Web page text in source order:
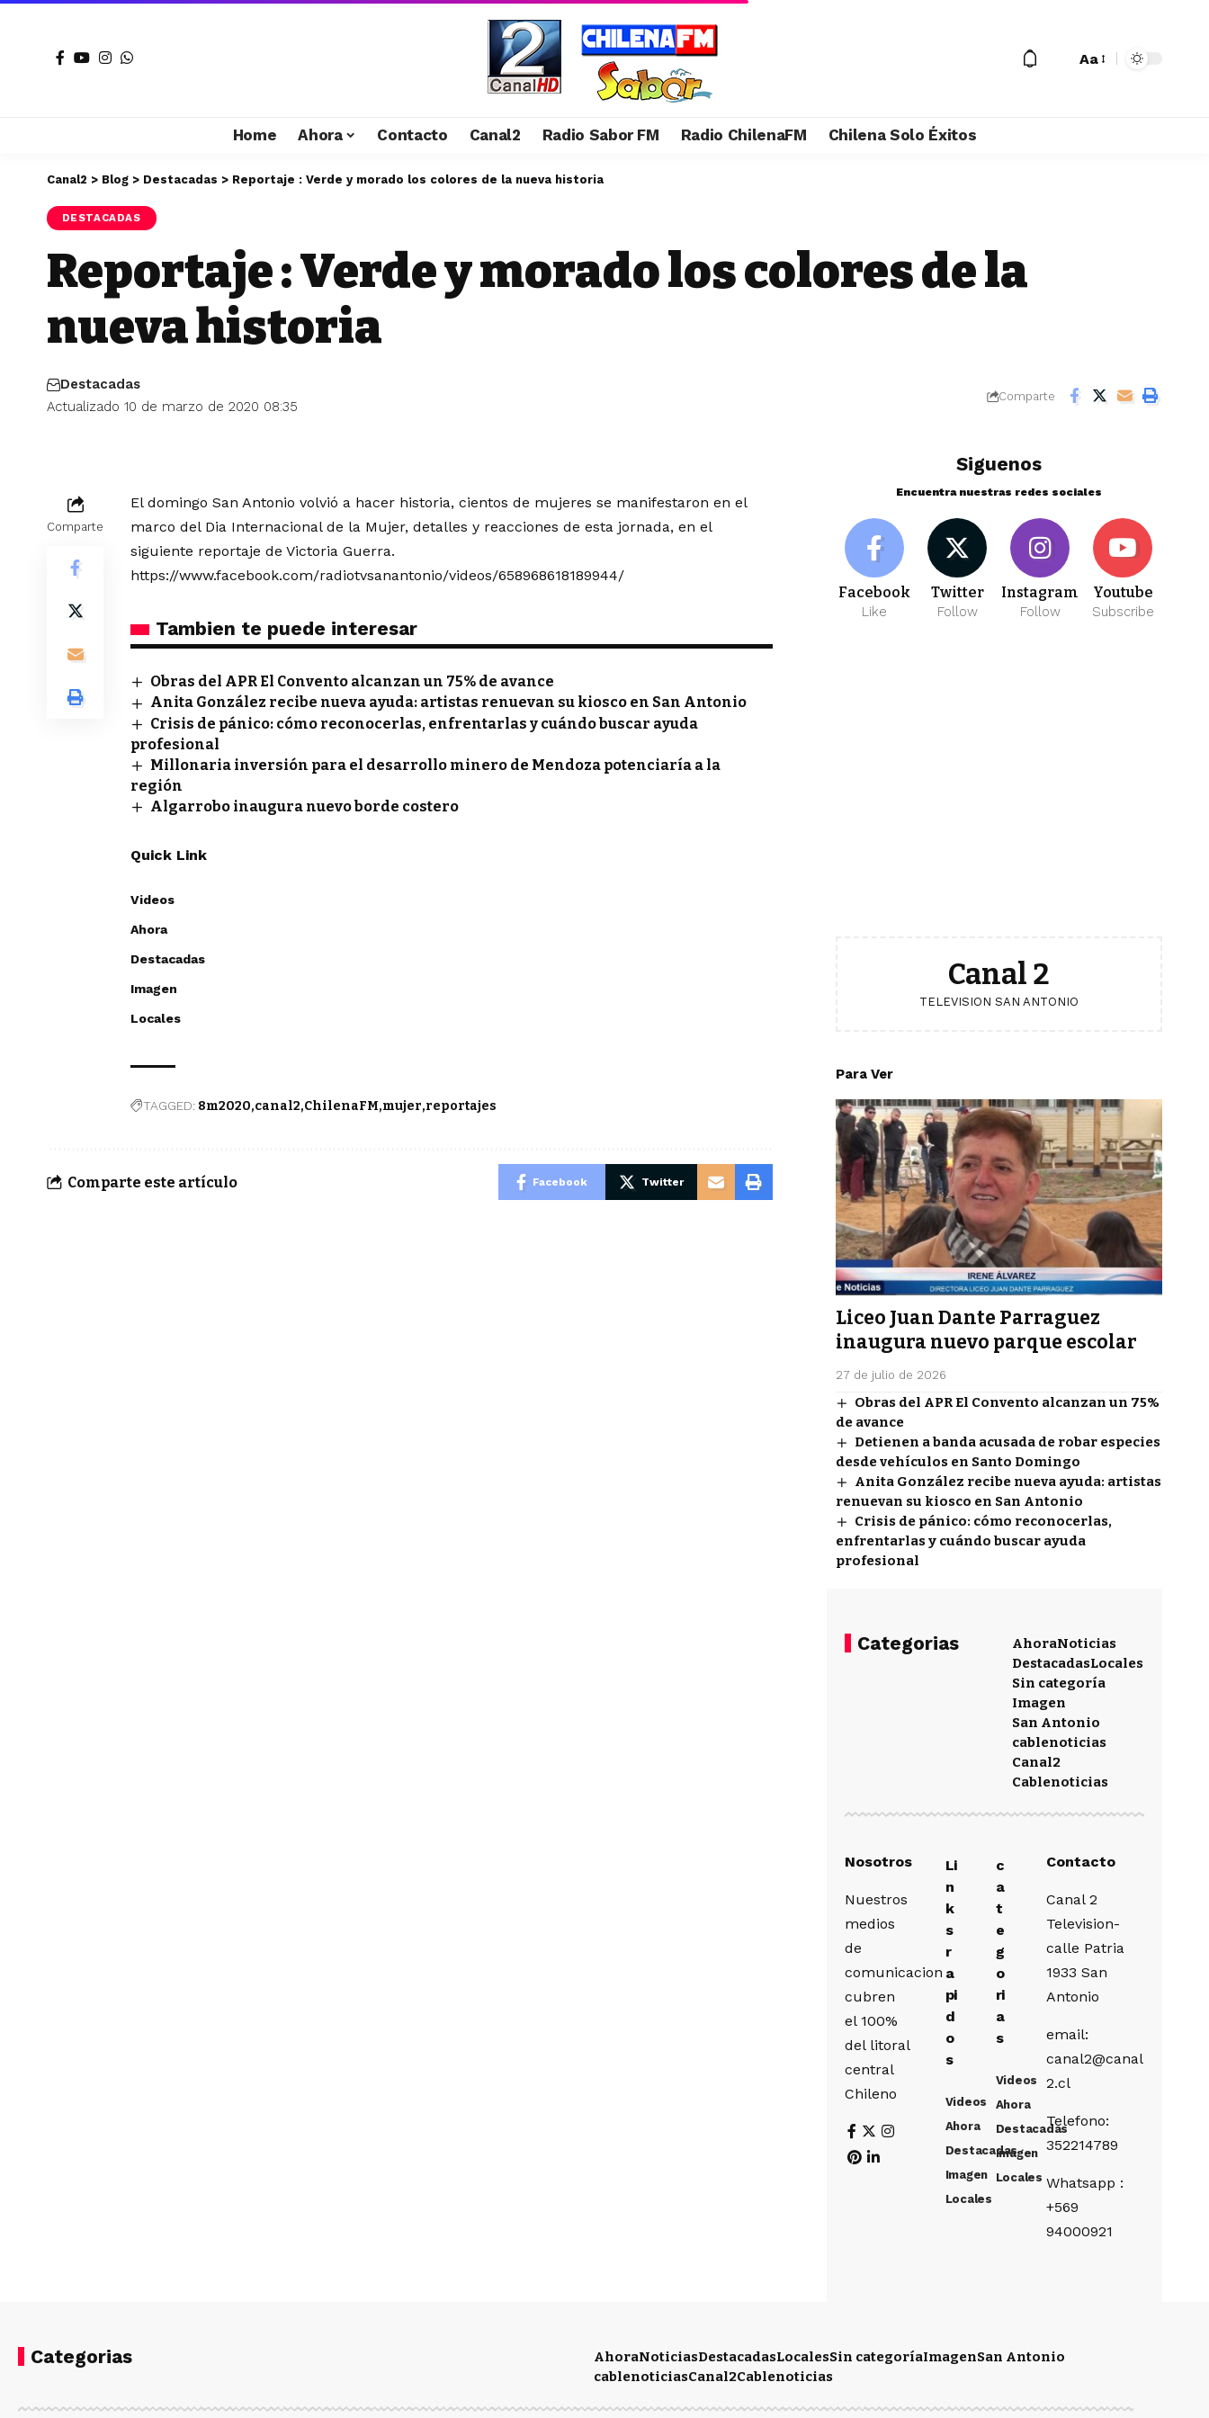
Aa
Home Ahora Contacto Canal2 Radio Sabor FM Radio ChilenaFM Chilena Solo Éxitos
Canal2 > Blog > Destacadas > Reportaje : Verde y morado los colores de la nueva historia
DESTACADAS
Reportaje : Verde y morado los colores de la
nueva historia
Actualizado 10 de marzo de 2020 08:35
Destacadas
Comparte
Comparte
El domingo San Antonio volvió a hacer historia, cientos de mujeres se manifestaron en el
marco del Dia Internacional de la Mujer, detalles y reacciones de esta jornada, en el
siguiente reportaje de Victoria Guerra.
https://www.facebook.com/radiotvsanantonio/videos/658968618189944/
Tambien te puede interesar
Obras del APR El Convento alcanzan un 75% de avance
Anita González recibe nueva ayuda: artistas renuevan su kiosco en San Antonio
Crisis de pánico: cómo reconocerlas, enfrentarlas y cuándo buscar ayuda
profesional
Millonaria inversión para el desarrollo minero de Mendoza potenciaría a la
región
Algarrobo inaugura nuevo borde costero
Quick Link
Videos
Ahora
Destacadas
Imagen
Locales
TAGGED: 8m2020 canal2 ChilenaFM mujer reportajes
Comparte este artículo Facebook Twitter
Siguenos
Encuentra nuestras redes sociales
Facebook
Like
Twitter
Follow
Instagram
Follow
Youtube
Subscribe
Canal 2
TELEVISION SAN ANTONIO
Para Ver
Liceo Juan Dante Parraguez
inaugura nuevo parque escolar
27 de julio de 2026
Obras del APR El Convento alcanzan un 75%
de avance
Detienen a banda acusada de robar especies
desde vehículos en Santo Domingo
Anita González recibe nueva ayuda: artistas
renuevan su kiosco en San Antonio
Crisis de pánico: cómo reconocerlas,
enfrentarlas y cuándo buscar ayuda
profesional
Categorias AhoraNoticias
DestacadasLocales
Sin categoría
Imagen
San Antonio
cablenoticias
Canal2
Cablenoticias
Nosotros
Nuestros
medios
de
comunicacion
cubren
el 100%
del litoral
central
Chileno
Li
n
k
s
r
a
pi
d
o
s
Videos
Ahora
Destacadas
Imagen
Locales
c
a
t
e
g
o
ri
a
s
Videos
Ahora
Destacadas
Imagen
Locales
Contacto
Canal 2
Television-
calle Patria
1933 San
Antonio
email:
canal2@canal
2.cl
Telefono:
352214789
Whatsapp :
+569
94000921
Categorias AhoraNoticiasDestacadasLocalesSin categoríaImagenSan Antonio
cablenoticiasCanal2Cablenoticias